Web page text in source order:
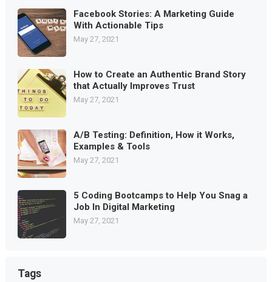
Facebook Stories: A Marketing Guide
With Actionable Tips
May 27, 2021
How to Create an Authentic Brand Story
that Actually Improves Trust
May 27, 2021
A/B Testing: Definition, How it Works,
Examples & Tools
May 27, 2021
5 Coding Bootcamps to Help You Snag a
Job In Digital Marketing
May 27, 2021
Tags